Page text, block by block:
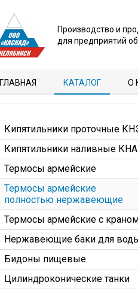
Производство и
для предприятий
ГЛАВНАЯ КАТАЛОГ О
Кипятильники проточные
Кипятильники наливные КНА
Термосы армейские
Термосы армейские
полностью нержавеющие
Термосы армейские с
Нержавеющие баки для
Бидоны пищевые
Цилиндроконические танки